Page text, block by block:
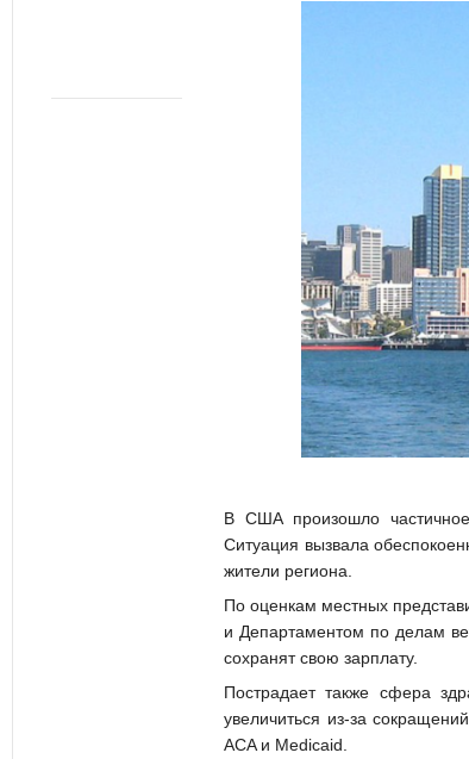
В США произошло частичное
Ситуация вызвала
жители региона.
По оценкам местных
и Департаментом по делам
сохранят свою зарплату.
Пострадает также сфера
увеличиться из-за
ACA и Medicaid.